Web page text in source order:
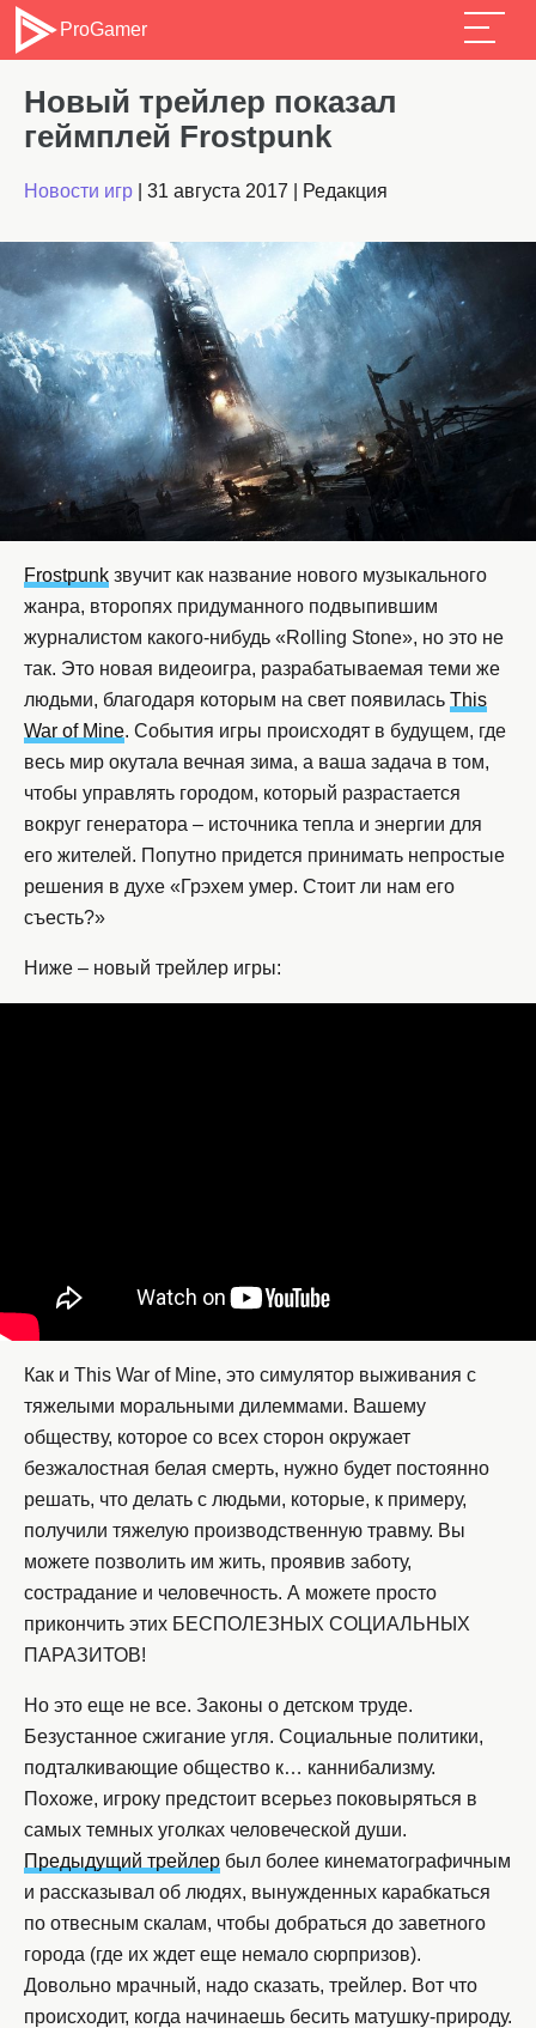
ProGamer
Новый трейлер показал
геймплей Frostpunk
Новости игр 31 августа 2017 Редакция
Frostpunk звучит как название нового музыкального
жанра, второпях придуманного подвыпившим
журналистом какого-нибудь «Rolling Stone», но это не
так. Это новая видеоигра, разрабатываемая теми же
людьми, благодаря которым на свет появилась This
War of Mine. События игры происходят в будущем, где
весь мир окутала вечная зима, а ваша задача в том,
чтобы управлять городом, который разрастается
вокруг генератора – источника тепла и энергии для
его жителей. Попутно придется принимать непростые
решения в духе «Грэхем умер. Стоит ли нам его
съесть?»
Ниже – новый трейлер игры:
Как и This War of Mine, это симулятор выживания с
тяжелыми моральными дилеммами. Вашему
обществу, которое со всех сторон окружает
безжалостная белая смерть, нужно будет постоянно
решать, что делать с людьми, которые, к примеру,
получили тяжелую производственную травму. Вы
можете позволить им жить, проявив заботу,
сострадание и человечность. А можете просто
прикончить этих БЕСПОЛЕЗНЫХ СОЦИАЛЬНЫХ
ПАРАЗИТОВ!
Но это еще не все. Законы о детском труде.
Безустанное сжигание угля. Социальные политики,
подталкивающие общество к… каннибализму.
Похоже, игроку предстоит всерьез поковыряться в
самых темных уголках человеческой души.
Предыдущий трейлер был более кинематографичным
и рассказывал об людях, вынужденных карабкаться
по отвесным скалам, чтобы добраться до заветного
города (где их ждет еще немало сюрпризов).
Довольно мрачный, надо сказать, трейлер. Вот что
происходит, когда начинаешь бесить матушку-природу.